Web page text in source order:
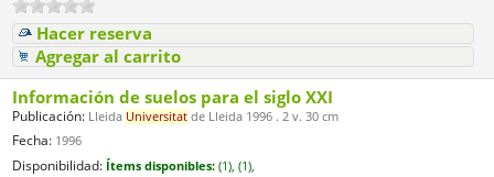
Hacer reserva
Agregar al carrito
Información de suelos para el siglo XXI
Publicación: Lleida Universitat de Lleida 1996 . 2 v. 30 cm
Fecha: 1996
Disponibilidad: Ítems disponibles: (1),(1),